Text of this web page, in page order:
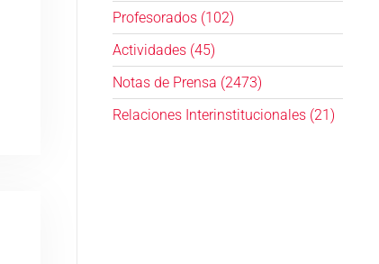
Profesorados (102)
Actividades (45)
Notas de Prensa (2473)
Relaciones Interinstitucionales (21)